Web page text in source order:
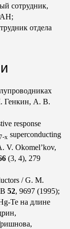
сотрудник,
отдела
Генкин, А. В.
response
x superconducting
V. Okomel’kov,
(3, 4), 279
/ G. M.
52, 9697 (1995);
Te на длине
,